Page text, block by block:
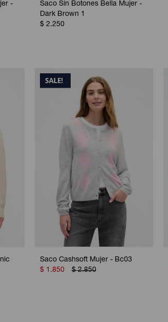
-
Saco Sin Botones Bella Mujer -
Dark Brown 1
$ 2.250
Saco Cashsoft Mujer - Bc03
$ 1.850 $ 2.850